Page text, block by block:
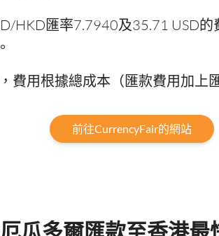
HKD匯率7.7940及35.71 USD的
費用根據總成本（匯款費用加上
前往CurrencyFair的網站
瓜多爾匯款至香港最